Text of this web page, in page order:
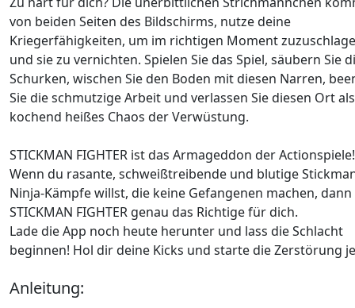
von beiden Seiten des Bildschirms, nutze deine
Kriegerfähigkeiten, um im richtigen Moment
und sie zu vernichten. Spielen Sie das Spiel, säubern Sie
Schurken, wischen Sie den Boden mit diesen Narren,
Sie die schmutzige Arbeit und verlassen Sie diesen Ort
kochend heißes Chaos der Verwüstung.
STICKMAN FIGHTER ist das Armageddon der Actionspiele!
Wenn du rasante, schweißtreibende und blutige
Ninja-Kämpfe willst, die keine Gefangenen machen,
STICKMAN FIGHTER genau das Richtige für dich.
Lade die App noch heute herunter und lass die Schlacht
beginnen! Hol dir deine Kicks und starte die Zerstörung
Anleitung: